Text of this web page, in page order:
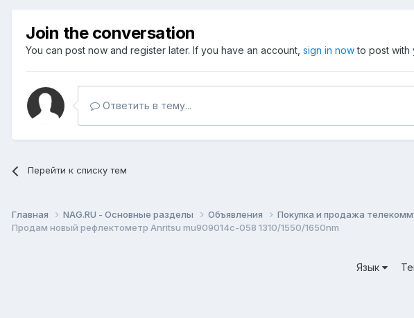
Join the conversation
You can post now and register later. If you have an account, sign in nowto post with
Ответить в тему...
Перейти к списку тем
Главная NAG.RU - Основные разделы Объявления
Покупка и продажа
Продам новый рефлектометр Anritsu mu909014c-058 1310/1550/1650nm
Язык